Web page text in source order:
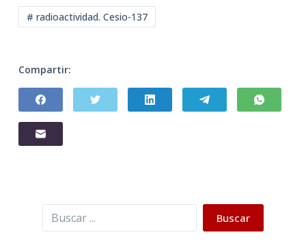
# radioactividad. Cesio-137
Compartir:
Buscar Buscar